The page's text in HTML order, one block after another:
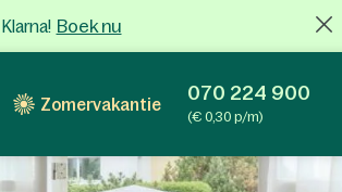
Boek nu
Zomervakantie 070 224 900
(€ 0,30 p/m)